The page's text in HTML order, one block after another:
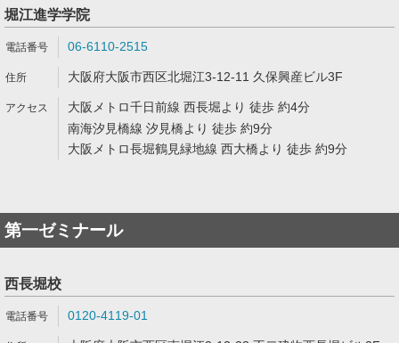
堀江進学学院
06-6110-2515
大阪府大阪市西区北堀江3-12-11 久保興産ビル3F
大阪メトロ千日前線 西長堀より 徒歩 約4分
南海汐見橋線 汐見橋より 徒歩 約9分
大阪メトロ長堀鶴見緑地線 西大橋より 徒歩 約9分
第一ゼミナール
西長堀校
0120-4119-01